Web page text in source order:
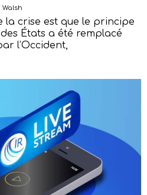
Walsh
la crise est que le principe
États a été remplacé
l’Occident,